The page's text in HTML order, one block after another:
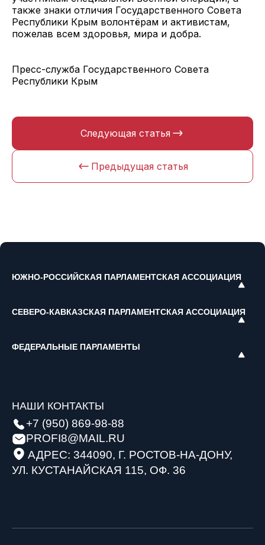
также знаки отличия Государственного Совета
Республики Крым волонтёрам и активистам,
пожелав всем здоровья, мира и добра.
Пресс-служба Государственного Совета
Республики Крым
Предыдущая статья
Следующая статья
ЮЖНО-РОССИЙСКАЯ ПАРЛАМЕНТСКАЯ АССОЦИАЦИЯ
СЕВЕРО-КАВКАЗСКАЯ ПАРЛАМЕНТСКАЯ АССОЦИАЦИЯ
ФЕДЕРАЛЬНЫЕ ПАРЛАМЕНТЫ
НАШИ КОНТАКТЫ
+7 (950) 869-98-88
PROFI8@MAIL.RU
АДРЕС: 344090, Г. РОСТОВ-НА-ДОНУ,
УЛ. КУСТАНАЙСКАЯ 115, ОФ. 36